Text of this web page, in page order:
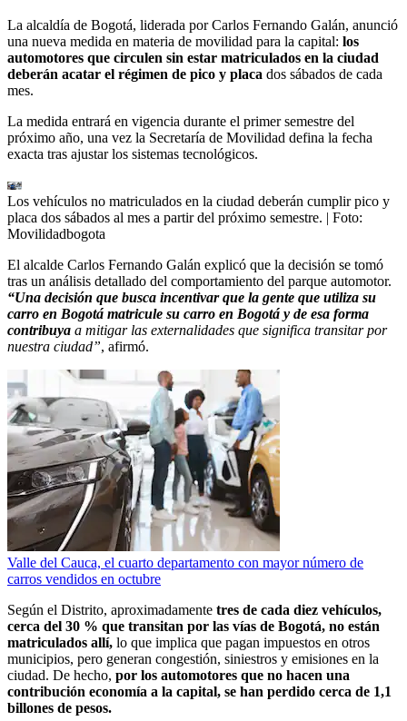
La alcaldía de Bogotá, liderada por Carlos Fernando Galán, anunció
una nueva medida en materia de movilidad para la capital: los
automotores que circulen sin estar matriculados en la ciudad
deberán acatar el régimen de pico y placa dos sábados de cada
mes.
La medida entrará en vigencia durante el primer semestre del
próximo año, una vez la Secretaría de Movilidad defina la fecha
exacta tras ajustar los sistemas tecnológicos.
Los vehículos no matriculados en la ciudad deberán cumplir pico y
placa dos sábados al mes a partir del próximo semestre. | Foto:
Movilidadbogota
El alcalde Carlos Fernando Galán explicó que la decisión se tomó
tras un análisis detallado del comportamiento del parque automotor.
“Una decisión que busca incentivar que la gente que utiliza su
carro en Bogotá matricule su carro en Bogotá y de esa forma
contribuya a mitigar las externalidades que significa transitar por
nuestra ciudad”, afirmó.
Valle del Cauca, el cuarto departamento con mayor número de
carros vendidos en octubre
Según el Distrito, aproximadamente tres de cada diez vehículos,
cerca del 30 % que transitan por las vías de Bogotá, no están
matriculados allí, lo que implica que pagan impuestos en otros
municipios, pero generan congestión, siniestros y emisiones en la
ciudad. De hecho, por los automotores que no hacen una
contribución economía a la capital, se han perdido cerca de 1,1
billones de pesos.